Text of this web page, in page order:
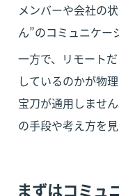
メンバーや会社の
ん”のコミュニケー
一方で、リモート
しているのかが物
宝刀が通用しませ
の手段や考え方を
まずはコミュ